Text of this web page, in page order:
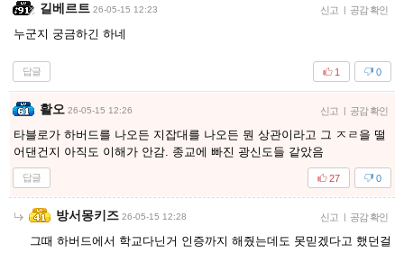
길베르트 26-05-15 12:23 신고 | 공감 확인
누군지 궁금하긴 하네
답글 0
1
활오 26-05-15 12:26 신고 | 공감 확인
타블로가 하버드를 나오든 지잡대를 나오든 뭔 상관이라고 그 ㅈㄹ을 떨
어댄건지 아직도 이해가 안감. 종교에 빠진 광신도들 같았음
답글 0
27
방서몽키즈 26-05-15 12:28 신고 | 공감 확인
그때 하버드에서 학교다닌거 인증까지 해줬는데도 못믿겠다고 했던걸